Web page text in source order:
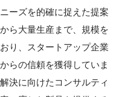
ーズを的確に捉えた提案
ら大量生産まで、規模を
り、スタートアップ企業
らの信頼を獲得していま
決に向けたコンサルティ